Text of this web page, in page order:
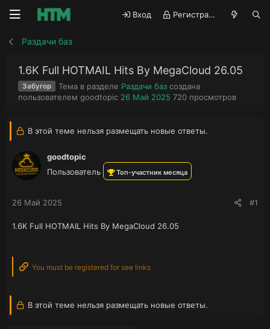
Вход Регистрация
Раздачи баз
1.6K Full HOTMAIL Hits By MegaCloud 26.05
Забугор Тема в разделе Раздачи базсоздана
пользователем А
о
е
м
goodtopic Д
а
ч
а
л
26 Май 2025 П
с
т
р
ы
720 просмотров
В этой теме нельзя размещать новые ответы.
goodtopic
Пользователь
Топ-участник месяца
26 Май 2025 #1
1.6K Full HOTMAIL Hits By MegaCloud 26.05
You must be registered for see links
В этой теме нельзя размещать новые ответы.